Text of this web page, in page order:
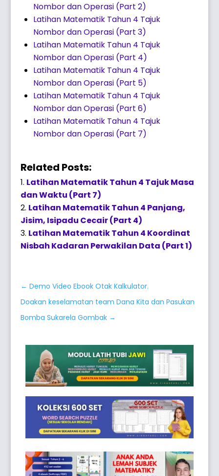
Nombor dan Operasi (Part 2)
Latihan Matematik Tahun 4 Tajuk
Nombor dan Operasi (Part 3)
Latihan Matematik Tahun 4 Tajuk
Nombor dan Operasi (Part 4)
Latihan Matematik Tahun 4 Tajuk
Nombor dan Operasi (Part 5)
Latihan Matematik Tahun 4 Tajuk
Nombor dan Operasi (Part 6)
Latihan Matematik Tahun 4 Tajuk
Nombor dan Operasi (Part 7)
Related Posts:
Latihan Matematik Tahun 4 Tajuk Masa
dan Waktu (Part 7)
Latihan Matematik Tahun 4 Panjang,
Jisim, Isipadu Cecair (Part 4)
Latihan Matematik Tahun 4 Koordinat
Nisbah Kadaran Perwakilan Data (Part 1)
←Demo Video Ebook Otak Kalkulator.
Doakan keselamatan team Dana Kita dan Pasukan
Bomba Sukarela Gombak →